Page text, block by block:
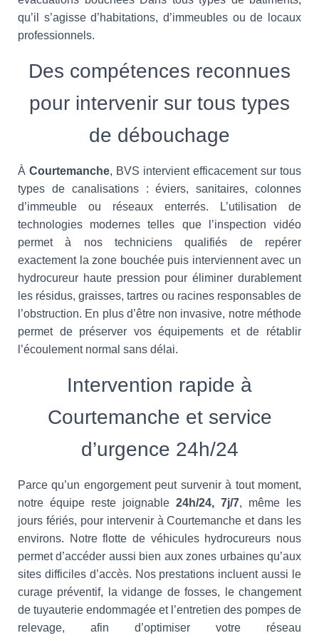
qu’il s’agisse d’habitations, d’immeubles ou de locaux
professionnels.
Des compétences reconnues
pour intervenir sur tous types
de débouchage
À Courtemanche, BVS intervient efficacement sur tous
types de canalisations : éviers, sanitaires, colonnes
d’immeuble ou réseaux enterrés. L’utilisation de
technologies modernes telles que l’inspection vidéo
permet à nos techniciens qualifiés de repérer
exactement la zone bouchée puis interviennent avec un
hydrocureur haute pression pour éliminer durablement
les résidus, graisses, tartres ou racines responsables de
l’obstruction. En plus d’être non invasive, notre méthode
permet de préserver vos équipements et de rétablir
l’écoulement normal sans délai.
Intervention rapide à
Courtemanche et service
d’urgence 24h/24
Parce qu’un engorgement peut survenir à tout moment,
notre équipe reste joignable 24h/24, 7j/7, même les
jours fériés, pour intervenir à Courtemanche et dans les
environs. Notre flotte de véhicules hydrocureurs nous
permet d’accéder aussi bien aux zones urbaines qu’aux
sites difficiles d’accès. Nos prestations incluent aussi le
curage préventif, la vidange de fosses, le changement
de tuyauterie endommagée et l’entretien des pompes de
relevage, afin d’optimiser votre réseau